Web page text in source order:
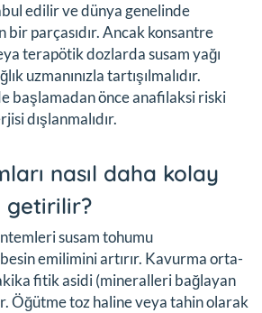
edilir ve dünya genelinde
parçasıdır. Ancak konsantre
terapötik dozlarda susam yağı
uzmanınızla tartışılmalıdır.
başlamadan önce anafilaksi riski
dışlanmalıdır.
nasıl daha kolay
getirilir?
susam tohumu
emilimini artırır. Kavurma orta-
fitik asidi (mineralleri bağlayan
Öğütme toz haline veya tahin olarak